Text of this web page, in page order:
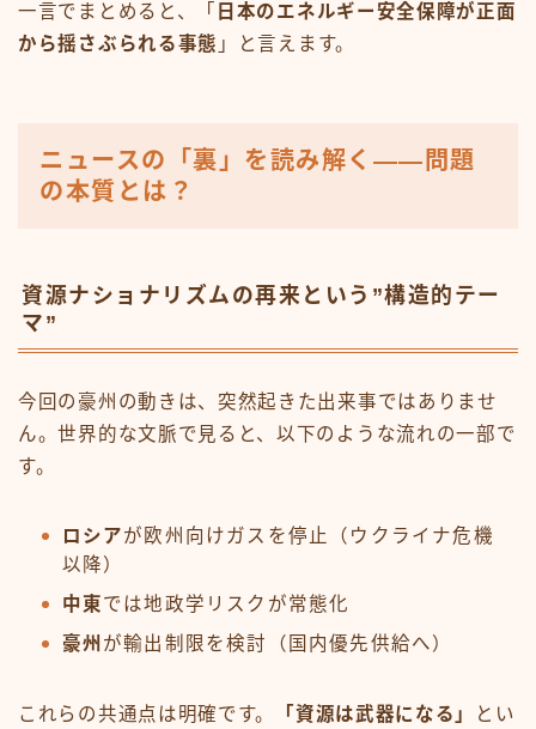
一言でまとめると、「 日本のエネルギー安全保障が正面
から揺さぶられる事態 」と言えます。
ニュースの「裏」を読み解く——問題
の本質とは？
資源ナショナリズムの再来という”構造的テー
マ”
今回の豪州の動きは、突然起きた出来事ではありませ
ん。世界的な文脈で見ると、以下のような流れの一部で
す。
ロシアが欧州向けガスを停止（ウクライナ危機
以降）
中東では地政学リスクが常態化
豪州 が輸出制限を検討（国内優先供給へ）
これらの共通点は明確です。 「資源は武器になる」
とい